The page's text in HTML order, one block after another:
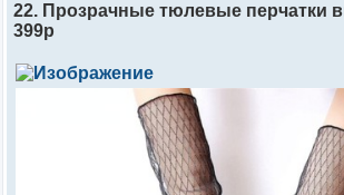
22. Прозрачные тюлевые перчатки
399р